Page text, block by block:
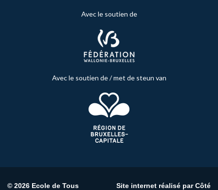
Avec le soutien de
Avec le soutien de / met de steun van
© 2026 Ecole de Tous Site internet réalisé parCôté